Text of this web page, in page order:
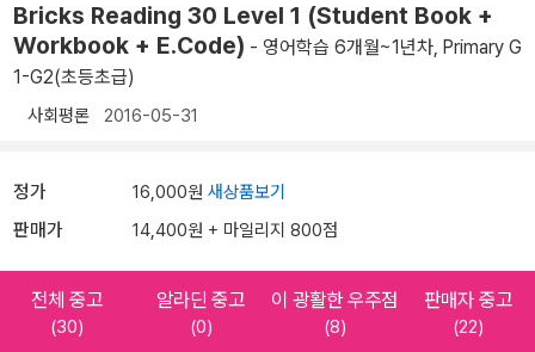
Bricks Reading 30 Level 1 (Student Book +
Workbook + E.Code) - 영어학습 6개월~1년차, Primary G
1-G2(초등초급)
사회평론 2016-05-31
정가 16,000원 새상품보기
판매가 14,400원 + 마일리지 800점
전체 중고
(30)
알라딘 중고
(0)
이 광활한 우주점
(8)
판매자 중고
(22)